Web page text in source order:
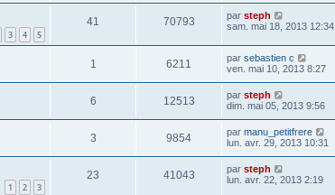
3 4 5
41 70793 par steph
sam. mai 18, 2013 12:34
1 6211 par sebastien c
ven. mai 10, 2013 8:27
6 12513 par steph
dim. mai 05, 2013 9:56
3 9854 par manu_petitfrere
lun. avr. 29, 2013 10:31
1 2 3
23 41043 par steph
lun. avr. 22, 2013 2:19